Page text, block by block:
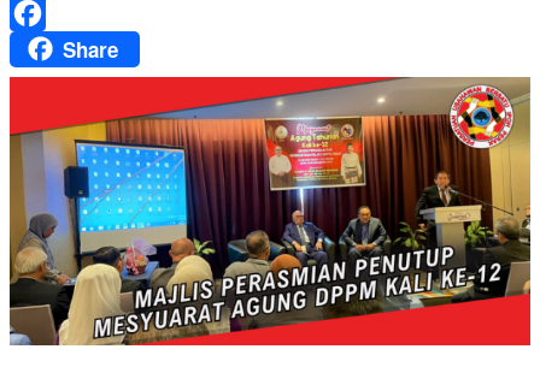
WhatsApp
FacebookShare